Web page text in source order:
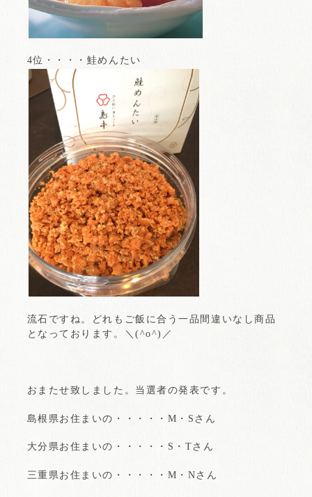
4位・・・・鮭めんたい
流石ですね。どれもご飯に合う一品間違いなし商品
となっております。＼(^o^)／
おまたせ致しました。当選者の発表です。
島根県お住まいの・・・・・M・Sさん
大分県お住まいの・・・・・S・Tさん
三重県お住まいの・・・・・M・Nさん